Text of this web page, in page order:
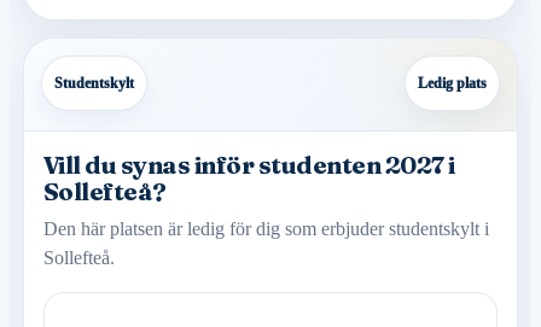
Studentskylt Ledig plats
Vill du synas inför studenten 2027 i
Sollefteå?
Den här platsen är ledig för dig som erbjuder studentskylt i
Sollefteå.